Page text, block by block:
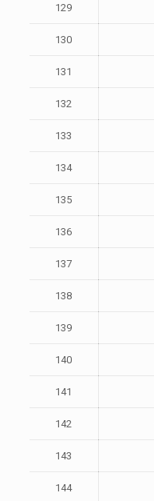
129
130
131
132
133
134
135
136
137
138
139
140
141
142
143
144